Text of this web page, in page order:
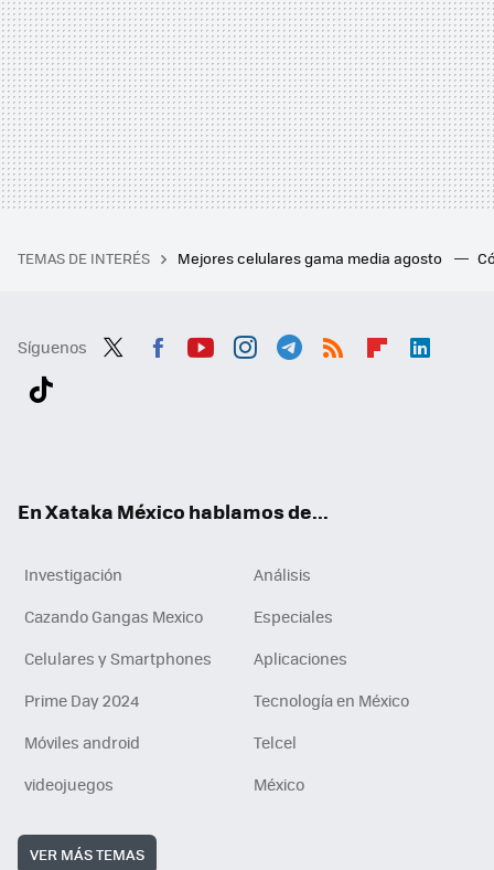
TEMAS DE INTERÉS Mejores celulares gama media agosto
Síguenos
En Xataka México hablamos de...
Investigación
Análisis
Cazando Gangas Mexico
Especiales
Celulares y Smartphones
Aplicaciones
Prime Day 2024
Tecnología en México
Móviles android
Telcel
videojuegos
México
VER MÁS TEMAS